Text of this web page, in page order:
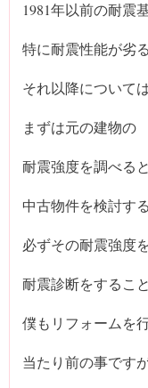
1981年以前の耐震
特に耐震性能が劣
それ以降について
まずは元の建物の
耐震強度を調べる
中古物件を検討す
必ずその耐震強度
耐震診断をするこ
僕もリフォームを
当たり前の事です